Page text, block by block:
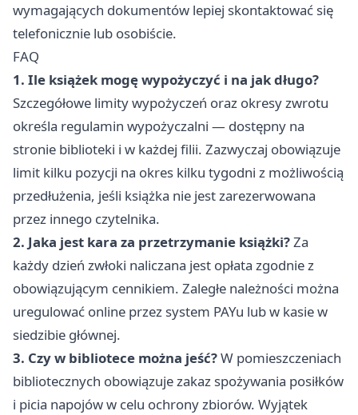
wymagających dokumentów lepiej skontaktować się
telefonicznie lub osobiście.
FAQ
1. Ile książek mogę wypożyczyć i na jak długo?
Szczegółowe limity wypożyczeń oraz okresy zwrotu
określa regulamin wypożyczalni — dostępny na
stronie biblioteki i w każdej filii. Zazwyczaj obowiązuje
limit kilku pozycji na okres kilku tygodni z możliwością
przedłużenia, jeśli książka nie jest zarezerwowana
przez innego czytelnika.
2. Jaka jest kara za przetrzymanie książki?Za
każdy dzień zwłoki naliczana jest opłata zgodnie z
obowiązującym cennikiem. Zaległe należności można
uregulować online przez system PAYu lub w kasie w
siedzibie głównej.
3. Czy w bibliotece można jeść?W pomieszczeniach
bibliotecznych obowiązuje zakaz spożywania posiłków
i picia napojów w celu ochrony zbiorów. Wyjątek